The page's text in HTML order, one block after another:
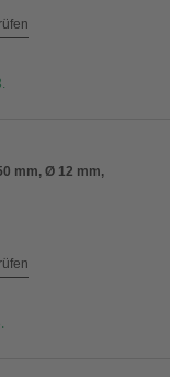
mm, Ø 12 mm,